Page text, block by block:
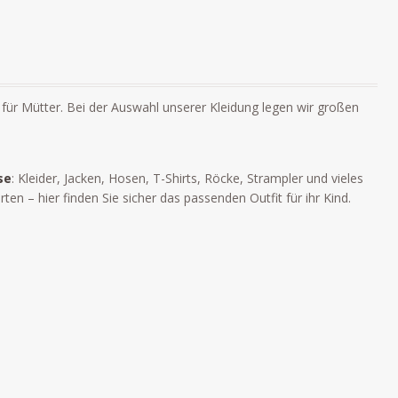
Mütter. Bei der Auswahl unserer Kleidung legen wir großen
: Kleider, Jacken, Hosen, T-Shirts, Röcke, Strampler und vieles
– hier finden Sie sicher das passenden Outfit für ihr Kind.